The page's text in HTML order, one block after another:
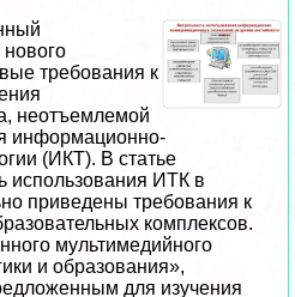
требования к
неотъемлемой
информационно-
(ИКТ). В статье
использования ИТК в
приведены требования к
комплексов.
мультимедийного
и образования»,
для изучения